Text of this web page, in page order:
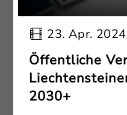
23. Apr. 2024
Öffentliche
2030+